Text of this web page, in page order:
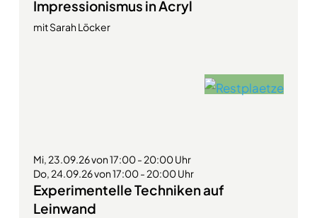
Impressionismus in Acryl
mit Sarah Löcker
Mi, 23.09.26 von 17:00 - 20:00 Uhr
Do, 24.09.26 von 17:00 - 20:00 Uhr
Experimentelle Techniken auf
Leinwand